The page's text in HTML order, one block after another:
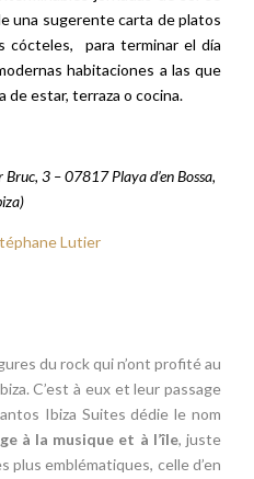
una sugerente carta de platos
cócteles, para terminar el día
habitaciones a las que
de estar, terraza o cocina.
Bruc, 3 – 07817 Playa d’en Bossa,
Lutier
du rock qui n’ont profité au
C’est à eux et leur passage
Ibiza Suites dédie le nom
à la musique et à l’île, juste
plus emblématiques, celle d’en